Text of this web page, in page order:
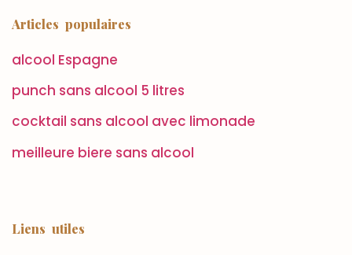
Articles populaires
alcool Espagne
punch sans alcool 5 litres
cocktail sans alcool avec limonade
meilleure biere sans alcool
Liens utiles